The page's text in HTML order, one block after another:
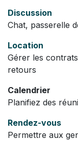
Discussion
Chat, passerelle
Location
Gérer les
retours
Calendrier
Planifiez des
Rendez-vous
Permettre aux